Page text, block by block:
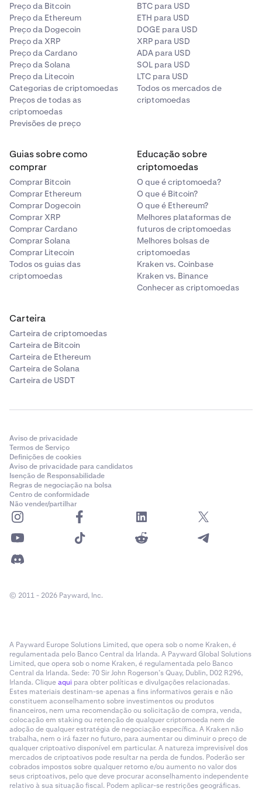
Preço da Bitcoin
Preço da Ethereum
Preço da Dogecoin
Preço da XRP
Preço da Cardano
Preço da Solana
Preço da Litecoin
Categorias de criptomoedas
Preços de todas as
criptomoedas
Previsões de preço
BTC para USD
ETH para USD
DOGE para USD
XRP para USD
ADA para USD
SOL para USD
LTC para USD
Todos os mercados de
criptomoedas
Guias sobre como
comprar
Comprar Bitcoin
Comprar Ethereum
Comprar Dogecoin
Comprar XRP
Comprar Cardano
Comprar Solana
Comprar Litecoin
Todos os guias das
criptomoedas
Educação sobre
criptomoedas
O que é criptomoeda?
O que é Bitcoin?
O que é Ethereum?
Melhores plataformas de
futuros de criptomoedas
Melhores bolsas de
criptomoedas
Kraken vs. Coinbase
Kraken vs. Binance
Conhecer as criptomoedas
Carteira
Carteira de criptomoedas
Carteira de Bitcoin
Carteira de Ethereum
Carteira de Solana
Carteira de USDT
Aviso de privacidade
Termos de Serviço
Definições de cookies
Aviso de privacidade para candidatos
Isenção de Responsabilidade
Regras de negociação na bolsa
Centro de conformidade
Não vender/partilhar
© 2011 - 2026 Payward, Inc.
A Payward Europe Solutions Limited, que opera sob o nome Kraken, é
regulamentada pelo Banco Central da Irlanda. A Payward Global Solutions
Limited, que opera sob o nome Kraken, é regulamentada pelo Banco
Central da Irlanda. Sede: 70 Sir John Rogerson’s Quay, Dublin, D02 R296,
Irlanda. Cliqueaqui para obter políticas e divulgações relacionadas.
Estes materiais destinam-se apenas a fins informativos gerais e não
constituem aconselhamento sobre investimentos ou produtos
financeiros, nem uma recomendação ou solicitação de compra, venda,
colocação em staking ou retenção de qualquer criptomoeda nem de
adoção de qualquer estratégia de negociação específica. A Kraken não
trabalha, nem o irá fazer no futuro, para aumentar ou diminuir o preço de
qualquer criptoativo disponível em particular. A natureza imprevisível dos
mercados de criptoativos pode resultar na perda de fundos. Poderão ser
cobrados impostos sobre qualquer retorno e/ou aumento no valor dos
seus criptoativos, pelo que deve procurar aconselhamento independente
relativo à sua situação fiscal. Podem aplicar-se restrições geográficas.